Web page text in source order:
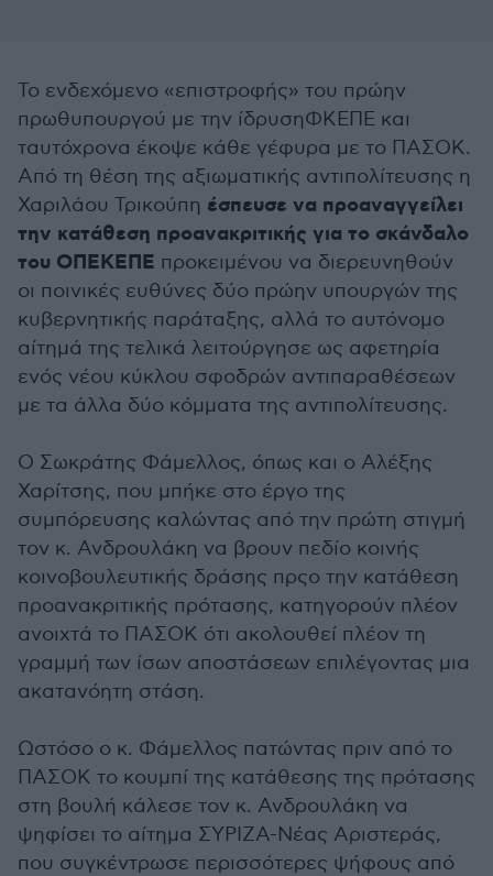
Το ενδεχόμενο «επιστροφής» του πρώην
πρωθυπουργού με την ίδρυσηΦΚΕΠΕ και
ταυτόχρονα έκοψε κάθε γέφυρα με το ΠΑΣΟΚ.
Από τη θέση της αξιωματικής αντιπολίτευσης η
Χαριλάου Τρικούπη έσπευσε να προαναγγείλει
την κατάθεση προανακριτικής για το σκάνδαλο
του ΟΠΕΚΕΠΕ προκειμένου να διερευνηθούν
οι ποινικές ευθύνες δύο πρώην υπουργών της
κυβερνητικής παράταξης, αλλά το αυτόνομο
αίτημά της τελικά λειτούργησε ως αφετηρία
ενός νέου κύκλου σφοδρών αντιπαραθέσεων
με τα άλλα δύο κόμματα της αντιπολίτευσης.
Ο Σωκράτης Φάμελλος, όπως και ο Αλέξης
Χαρίτσης, που μπήκε στο έργο της
συμπόρευσης καλώντας από την πρώτη στιγμή
τον κ. Ανδρουλάκη να βρουν πεδίο κοινής
κοινοβουλευτικής δράσης πρςο την κατάθεση
προανακριτικής πρότασης, κατηγορούν πλέον
ανοιχτά το ΠΑΣΟΚ ότι ακολουθεί πλέον τη
γραμμή των ίσων αποστάσεων επιλέγοντας μια
ακατανόητη στάση.
Ωστόσο ο κ. Φάμελλος πατώντας πριν από το
ΠΑΣΟΚ το κουμπί της κατάθεσης της πρότασης
στη βουλή κάλεσε τον κ. Ανδρουλάκη να
ψηφίσει το αίτημα ΣΥΡΙΖΑ-Νέας Αριστεράς,
που συγκέντρωσε περισσότερες ψήφους από